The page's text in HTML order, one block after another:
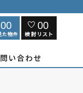
00 00